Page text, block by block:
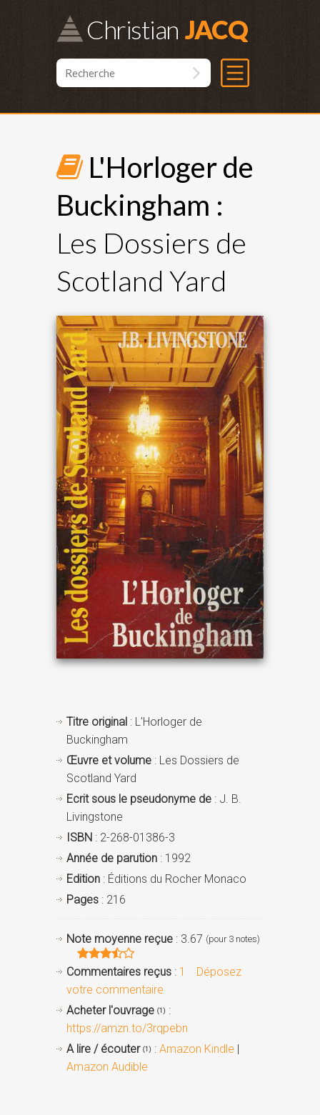
Christian
L'Horloger de
Buckingham :
Les Dossiers de
Scotland Yard
Titre original : L'Horloger de
Buckingham
Œuvre et volume : Les Dossiers de
Scotland Yard
Ecrit sous le pseudonyme de : J. B.
Livingstone
ISBN : 2-268-01386-3
Année de parution : 1992
Edition : Éditions du Rocher Monaco
Pages : 216
Note moyenne reçue : 3.67 (pour 3 notes)
Commentaires reçus : 1
Déposez
votre commentaire
Acheter l'ouvrage (1) :
https://amzn.to/3rqpebn
A lire / écouter (1) : Amazon Kindle
Amazon Audible